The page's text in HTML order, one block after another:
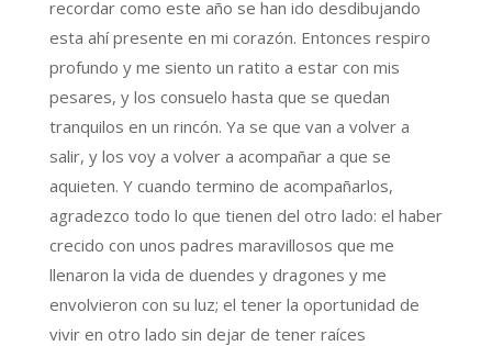
recordar como este año se han ido desdibujando
esta ahí presente en mi corazón. Entonces respiro
profundo y me siento un ratito a estar con mis
pesares, y los consuelo hasta que se quedan
tranquilos en un rincón. Ya se que van a volver a
salir, y los voy a volver a acompañar a que se
aquieten. Y cuando termino de acompañarlos,
agradezco todo lo que tienen del otro lado: el haber
crecido con unos padres maravillosos que me
llenaron la vida de duendes y dragones y me
envolvieron con su luz; el tener la oportunidad de
vivir en otro lado sin dejar de tener raíces